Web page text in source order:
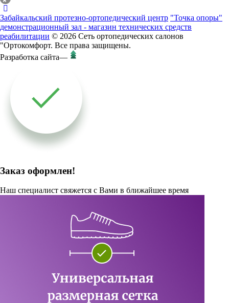
Забайкальский протезно-ортопедический центр "Точка опоры"
демонстрационный зал - магазин технических средств
реабилитации © 2026 Сеть ортопедических салонов
"Ортокомфорт. Все права защищены.
Разработка сайта—
Заказ оформлен!
Наш специалист свяжется с Вами в ближайшее время